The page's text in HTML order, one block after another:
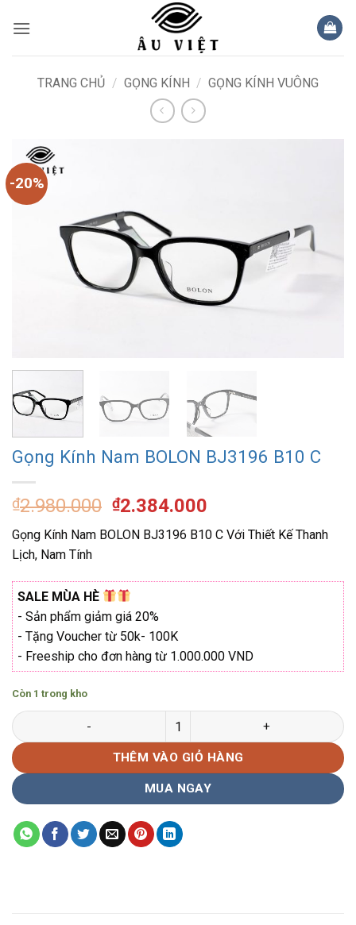
qua
TRANG CHỦ / GỌNG KÍNH / GỌNG KÍNH VUÔNG
-20%
Gọng Kính Nam BOLON BJ3196 B10 C
₫2.980.000 Giá
gốc
là:
₫2.384.000
hiện
tại
₫2.384.000.
Gọng Kính Nam BOLON BJ3196 B10 C Với Thiết Kế Thanh
Lịch, Nam Tính
SALE MÙA HÈ
- Sản phẩm giảm giá 20%
- Tặng Voucher từ 50k- 100K
- Freeship cho đơn hàng từ 1.000.000 VND
Còn 1 trong kho
Gọng Kính Nam BOLON BJ3196 B10 C số lượng
THÊM VÀO GIỎ HÀNG
MUA NGAY